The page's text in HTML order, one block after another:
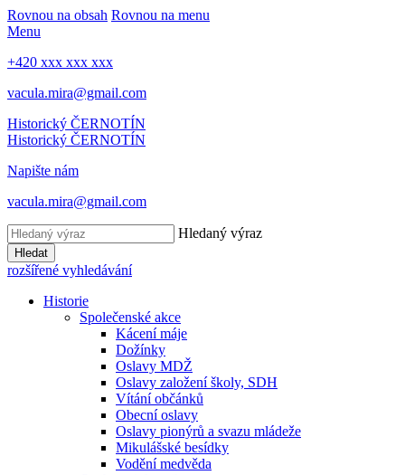
Rovnou na obsah Rovnou na menu
Menu
+420 xxx xxx xxx
vacula.mira@gmail.com
Historický ČERNOTÍN
Historický ČERNOTÍN
Napište nám
vacula.mira@gmail.com
Hledaný výraz
Hledat
rozšířené vyhledávání
Historie
Společenské akce
Kácení máje
Dožínky
Oslavy MDŽ
Oslavy založení školy, SDH
Vítání občánků
Obecní oslavy
Oslavy pionýrů a svazu mládeže
Mikulášské besídky
Vodění medvěda